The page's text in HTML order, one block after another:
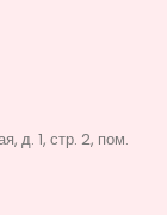
д. 1, стр. 2, пом.